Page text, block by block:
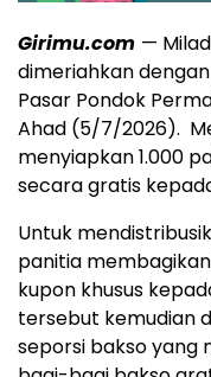
Girimu.com —
dimeriahkan dengan
Pasar Pondok
Ahad (5/7/2026).
menyiapkan 1.000
secara gratis
Untuk
panitia
kupon khusus
tersebut kemudian
seporsi bakso yang